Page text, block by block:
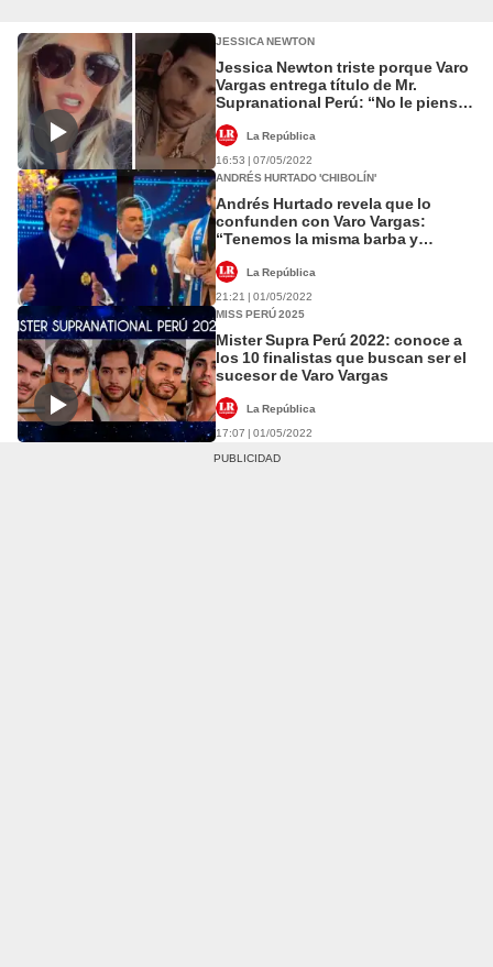
JESSICA NEWTON
Jessica Newton triste porque Varo
Vargas entrega título de Mr.
Supranational Perú: “No le pienso
La República
16:53 | 07/05/2022
ANDRÉS HURTADO 'CHIBOLÍN'
Andrés Hurtado revela que lo
confunden con Varo Vargas:
“Tenemos la misma barba y
La República
21:21 | 01/05/2022
MISS PERÚ 2025
Mister Supra Perú 2022: conoce a
los 10 finalistas que buscan ser el
sucesor de Varo Vargas
La República
17:07 | 01/05/2022